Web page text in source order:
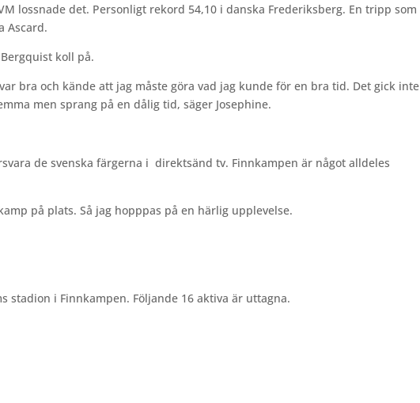
lossnade det. Personligt rekord 54,10 i danska Frederiksberg. En tripp som
Ascard.
koll på.
bra och kände att jag måste göra vad jag kunde för en bra tid. Det gick inte
men sprang på en dålig tid, säger Josephine.
de svenska färgerna i direktsänd tv. Finnkampen är något alldeles
på plats. Så jag hopppas på en härlig upplevelse.
stadion i Finnkampen. Följande 16 aktiva är uttagna.